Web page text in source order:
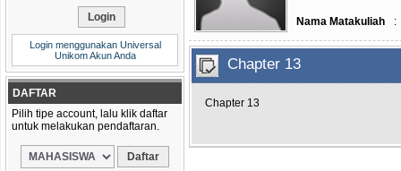
Login menggunakan Universal
Unikom Akun Anda
DAFTAR
Pilih tipe account, lalu klik daftar
untuk melakukan pendaftaran.
Nama Matakuliah :
Chapter 13
Chapter 13